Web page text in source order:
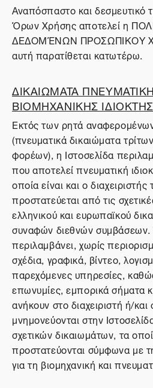
Αναπόσπαστο και
Όρων Χρήσης αποτελεί η
ΔΕΔΟΜΈΝΩΝ ΠΡΟΣΩΠΙΚΟΥ
αυτή παρατίθεται κατωτέρω.
ΔΙΚΑΙΩΜΑΤΑ
ΒΙΟΜΗΧΑΝΙΚΗΣ
Εκτός των ρητά
(πνευματικά δικαιώματα
φορέων), η Ιστοσελίδα
που αποτελεί πνευματική
οποία είναι και ο
προστατεύεται από τις
ελληνικού και ευρωπαϊκού
συναφών διεθνών συμβάσεων.
περιλαμβάνει, χωρίς
σχέδια, γραφικά, βίντεο,
παρεχόμενες υπηρεσίες,
επωνυμίες, εμπορικά σήματα
ανήκουν στο διαχειριστή ή/
μνημονεύονται στην
σχετικών δικαιωμάτων, τα
προστατεύονται σύμφωνα με
για τη βιομηχανική και